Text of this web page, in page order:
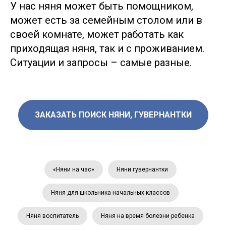
У нас няня может быть помощником,
может есть за семейным столом или в
своей комнате, может работать как
приходящая няня, так и с проживанием.
Ситуации и запросы – самые разные.
ЗАКАЗАТЬ ПОИСК НЯНИ, ГУВЕРНАНТКИ
«Няни на час» Няни гувернантки
Няня для школьника начальных классов
Няня воспитатель Няня на время болезни ребенка
+7 (495) 120-30-55
Для клиентов:
Мессенджеры:
ds@lingvonanny.ru
+7 (912) 774-75-55
Для кандидатов:
улица Каланчевская, 16, ст.м. Комсомольская
Офис в Москве
Lingvo Nanny